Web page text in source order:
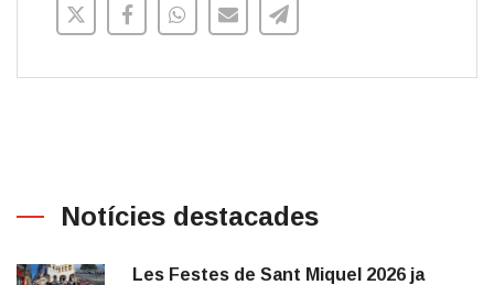
Notícies destacades
Les Festes de Sant Miquel 2026 ja